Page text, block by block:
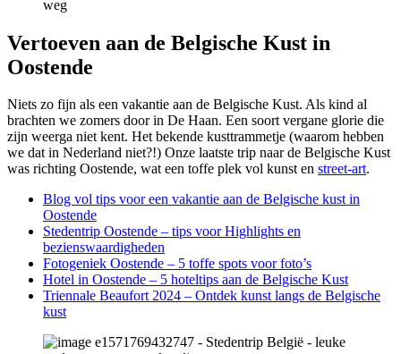
Vertoeven aan de Belgische Kust in
Oostende
Niets zo fijn als een vakantie aan de Belgische Kust. Als kind al
brachten we zomers door in De Haan. Een soort vergane glorie die
zijn weerga niet kent. Het bekende kusttrammetje (waarom hebben
we dat in Nederland niet?!) Onze laatste trip naar de Belgische Kust
was richting Oostende, wat een toffe plek vol kunst en street-art.
Blog vol tips voor een vakantie aan de Belgische kust in
Oostende
Stedentrip Oostende – tips voor Highlights en
bezienswaardigheden
Fotogeniek Oostende – 5 toffe spots voor foto’s
Hotel in Oostende – 5 hoteltips aan de Belgische Kust
Triennale Beaufort 2024 – Ontdek kunst langs de Belgische
kust